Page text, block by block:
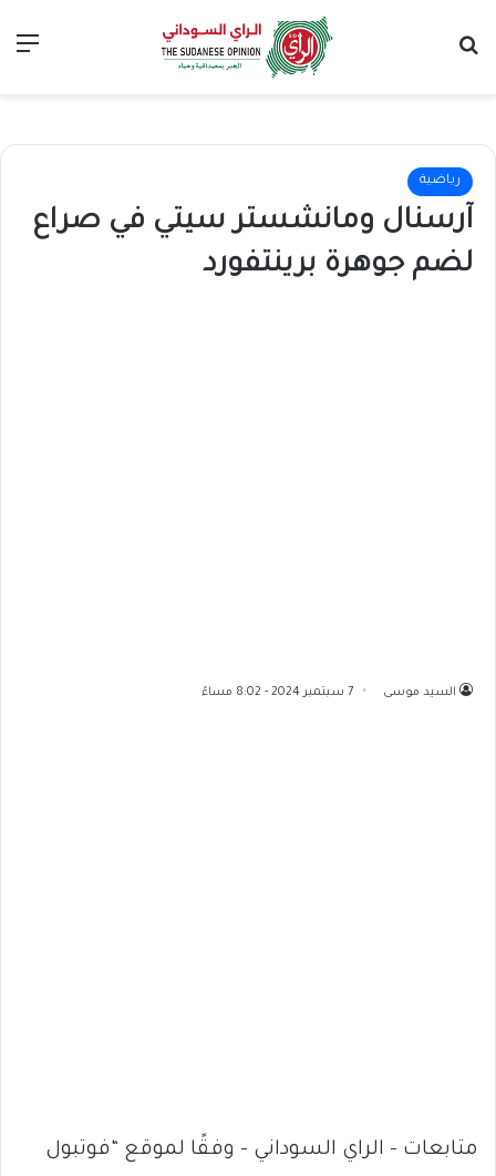
رياضية
آرسنال ومانشستر سيتي في صراع
لضم جوهرة برينتفورد
السيد موسى 7 سبتمبر 2024 - 8:02 مساءً
متابعات – الراي السوداني – وفقًا لموقع “فوتبول